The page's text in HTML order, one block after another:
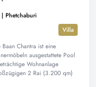
Phetchaburi
Villa
Chantra ist eine
ausgestattete Pool
Wohnanlage
2 Rai (3.200 qm)